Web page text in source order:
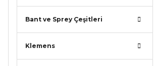
Bant ve Sprey Çeşitleri
Klemens